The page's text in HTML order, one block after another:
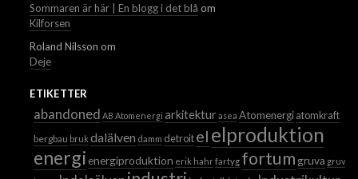
Sommaren är här | En blogg i det blå om
Kilforsen
Roland Nilsson om
Deje
ETIKETTER
abandoned AB Atomenergi arkitekturasea Atomenergi atomkraft
bergbau bruk dalälven damm detroitel elproduktion
energienergiproduktion erik hahrfartyg fortum gruva gruvor